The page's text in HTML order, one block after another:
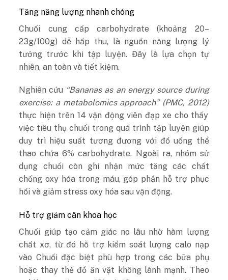
Tăng năng lượng nhanh chóng
Chuối cung cấp carbohydrate (khoảng 20–
23g/100g) dễ hấp thu, là nguồn năng lượng lý
tưởng trước khi tập luyện. Đây là lựa chọn tự
nhiên, an toàn và tiết kiệm.
Nghiên cứu “Bananas as an energy source during
exercise: a metabolomics approach” (PMC, 2012)
thực hiện trên 14 vận động viên đạp xe cho thấy
việc tiêu thụ chuối trong quá trình tập luyện giúp
duy trì hiệu suất tương đương với đồ uống thể
thao chứa 6% carbohydrate. Ngoài ra, nhóm sử
dụng chuối còn ghi nhận mức tăng các chất
chống oxy hóa trong máu, góp phần hỗ trợ phục
hồi và giảm stress oxy hóa sau vận động.
Hỗ trợ giảm cân khoa học
Chuối giúp tạo cảm giác no lâu nhờ hàm lượng
chất xơ, từ đó hỗ trợ kiểm soát lượng calo nạp
vào Chuối đặc biệt phù hợp trong các bữa phụ
hoặc thay thế đồ ăn vặt không lành mạnh. Theo